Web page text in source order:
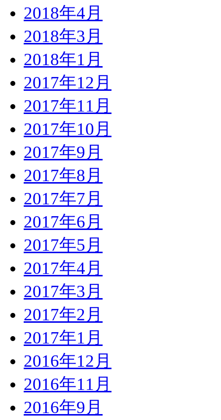
2018年4月
2018年3月
2018年1月
2017年12月
2017年11月
2017年10月
2017年9月
2017年8月
2017年7月
2017年6月
2017年5月
2017年4月
2017年3月
2017年2月
2017年1月
2016年12月
2016年11月
2016年9月